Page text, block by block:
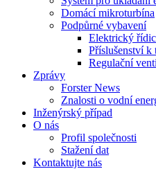
Domácí mikroturbína
Podpůrné vybavení
Elektrický
Příslušenství k
Regulační
Zprávy
Forster News
Znalosti o vodní
Inženýrský případ
O nás
Profil společnosti
Stažení dat
Kontaktujte nás